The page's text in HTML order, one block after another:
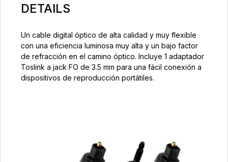
DETAILS
Un cable digital óptico de alta calidad y muy flexible
con una eficiencia luminosa muy alta y un bajo factor
de refracción en el camino óptico. Incluye 1 adaptador
Toslink a jack FO de 3.5 mm para una fácil conexión a
dispositivos de reproducción portátiles.